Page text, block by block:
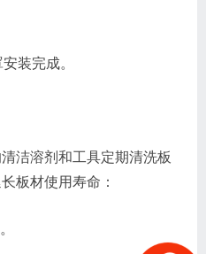
装完成。
洁溶剂和工具定期清洗板
板材使用寿命：